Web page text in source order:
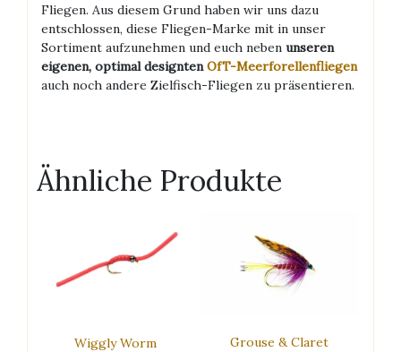
Fliegen. Aus diesem Grund haben wir uns dazu
entschlossen, diese Fliegen-Marke mit in unser
Sortiment aufzunehmen und euch neben unseren
eigenen, optimal designten OfT-Meerforellenfliegen
auch noch andere Zielfisch-Fliegen zu präsentieren.
Ähnliche Produkte
Wiggly Worm Grouse & Claret